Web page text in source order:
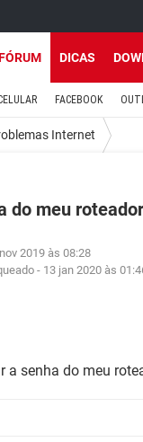
DICAS
FACEBOOK
Internet
do meu roteador
2019 às 08:28
- 13 jan 2020 às
a senha do meu